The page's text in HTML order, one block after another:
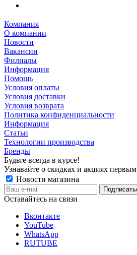
Компания
О компании
Новости
Вакансии
Филиалы
Информация
Помощь
Условия оплаты
Условия доставки
Условия возврата
Политика конфиденциальности
Информация
Статьи
Технологии производства
Бренды
Будьте всегда в курсе!
Узнавайте о скидках и акциях первым
Новости магазина
Оставайтесь на связи
Вконтакте
YouTube
WhatsApp
RUTUBE